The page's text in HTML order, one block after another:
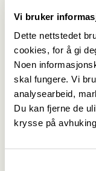
Vi bruker
Dette nettstedet
cookies, for å gi
Noen
skal fungere. Vi
analysearbeid,
Du kan fjerne de
krysse på